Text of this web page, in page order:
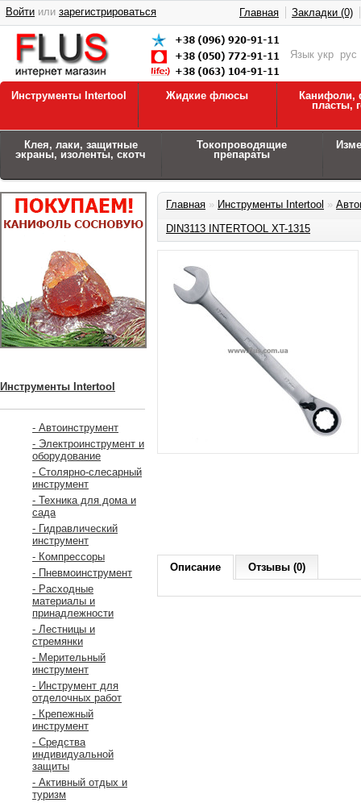
Язык укр рус
Войти или зарегистрироваться Главная Закладки (0)
Инструменты Intertool Жидкие флюсы
Канифоли,
пласты,
Клея, лаки, защитные
экраны, изоленты, скотч
Токопроводящие
препараты
Инструменты Intertool
- Автоинструмент
- Электроинструмент и
оборудование
- Столярно-слесарный
инструмент
- Техника для дома и
сада
- Гидравлический
инструмент
- Компрессоры
- Пневмоинструмент
- Расходные
материалы и
принадлежности
- Лестницы и
стремянки
- Мерительный
инструмент
- Инструмент для
отделочных работ
- Крепежный
инструмент
- Средства
индивидуальной
защиты
- Активный отдых и
туризм
Главная » Инструменты Intertool »
DIN3113 INTERTOOL XT-1315
Описание Отзывы (0)